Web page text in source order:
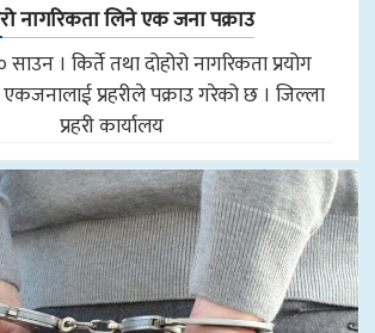
नागरिकता लिने एक जना पक्राउ
। किर्ते तथा दोहोरो नागरिकता प्रयोग
प्रहरीले पक्राउ गरेको छ । जिल्ला
प्रहरी कार्यालय